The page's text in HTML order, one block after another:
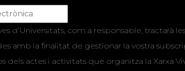
d’Universitats, com a responsable, tractarà
amb la finalitat de gestionar la vostra
dels actes i activitats que organitza la Xarxa